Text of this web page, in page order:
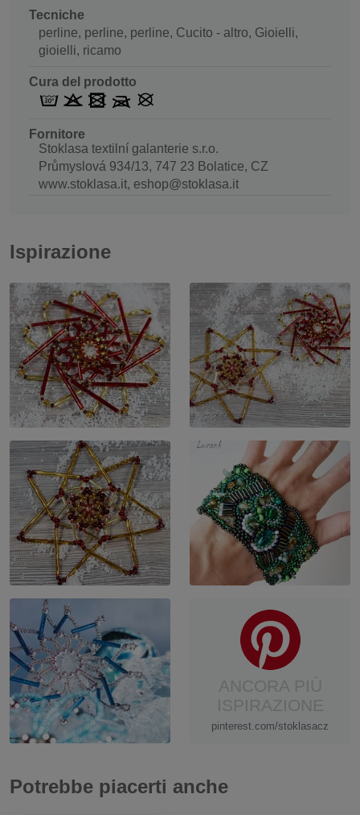
Tecniche
perline, perline, perline, Cucito - altro, Gioielli,
gioielli, ricamo
Cura del prodotto
Fornitore
Stoklasa textilní galanterie s.r.o.
Průmyslová 934/13, 747 23 Bolatice, CZ
www.stoklasa.it, eshop@stoklasa.it
Ispirazione
pinterest.com/stoklasacz
Potrebbe piacerti anche